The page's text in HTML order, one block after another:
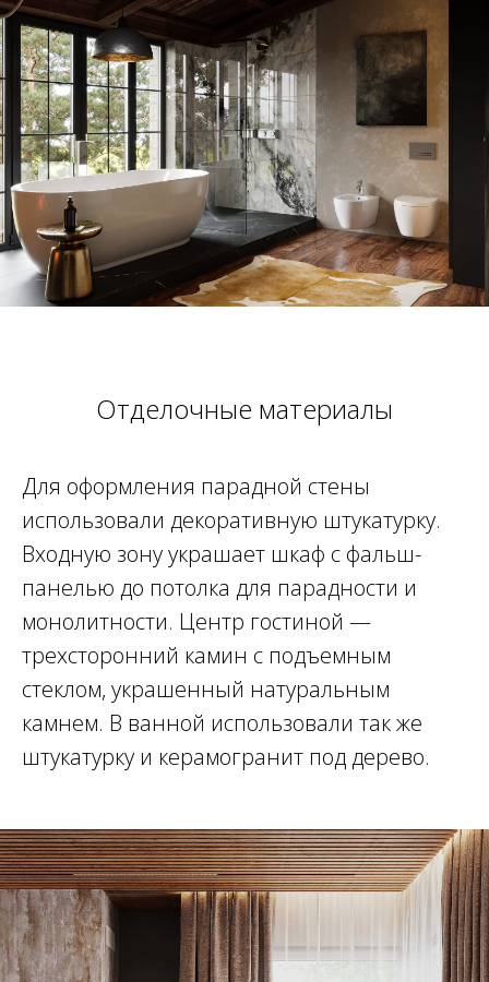
Отделочные материалы
Для оформления парадной стены
использовали декоративную штукатурку.
Входную зону украшает шкаф с фальш-
панелью до потолка для парадности и
монолитности. Центр гостиной —
трехсторонний камин с подъемным
стеклом, украшенный натуральным
камнем. В ванной использовали так же
штукатурку и керамогранит под дерево.